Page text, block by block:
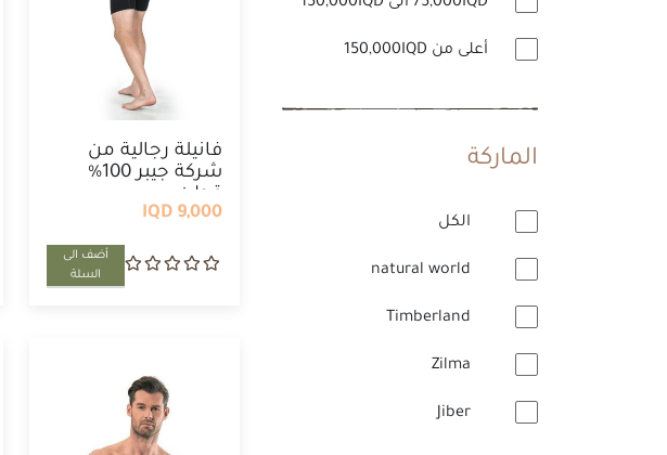
أعلى من 150,000IQD
الماركة
الكل
Jiber
فانيلة رجالية من
شركة جيبر 100%
قطن
9,000 IQD
أضف الى
السلة